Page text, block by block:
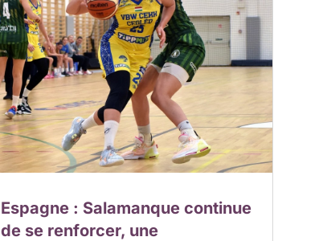
Espagne : Salamanque continue
de se renforcer, une